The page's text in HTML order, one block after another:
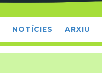
NOTÍCIES ARXIU